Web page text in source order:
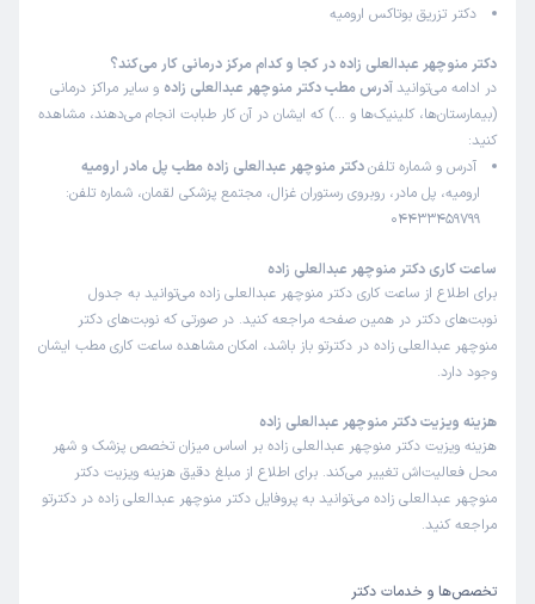
دکتر تزریق بوتاکس ارومیه
دکتر منوچهر عبدالعلی زاده در کجا و کدام مرکز درمانی کار می‌کند؟
در ادامه می‌توانید آدرس مطب دکتر منوچهر عبدالعلی زاده و سایر مراکز درمانی
(بیمارستان‌ها، کلینیک‌ها و …) که ایشان در آن کار طبابت انجام می‌دهند، مشاهده
کنید:
آدرس و شماره تلفندکتر منوچهر عبدالعلی زاده مطب پل مادر ارومیه
ارومیه، پل مادر، روبروی رستوران غزال، مجتمع پزشکی لقمان، شماره تلفن:
04433459799
ساعت کاری دکتر منوچهر عبدالعلی زاده
برای اطلاع از ساعت کاری دکتر منوچهر عبدالعلی زاده می‌توانید به جدول
نوبت‌های دکتر در همین صفحه مراجعه کنید. در صورتی که نوبت‌های دکتر
منوچهر عبدالعلی زاده در دکترتو باز باشد، امکان مشاهده ساعت کاری مطب ایشان
وجود دارد.
هزینه ویزیت دکتر منوچهر عبدالعلی زاده
هزینه ویزیت دکتر منوچهر عبدالعلی زاده بر اساس میزان تخصص پزشک و شهر
محل فعالیت‌اش تغییر می‌کند. برای اطلاع از مبلغ دقیق هزینه ویزیت دکتر
منوچهر عبدالعلی زاده می‌توانید به پروفایل دکتر منوچهر عبدالعلی زاده در دکترتو
مراجعه کنید.
تخصص‌ها و خدمات دکتر